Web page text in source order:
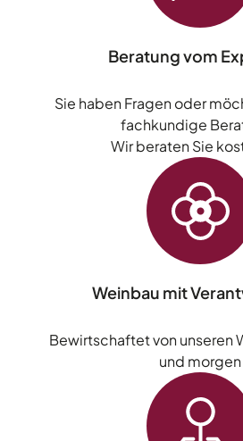
Beratung vom
Sie haben Fragen oder
fachkundige
Wir beraten Sie
Weinbau mit
Bewirtschaftet von unseren
und morgen